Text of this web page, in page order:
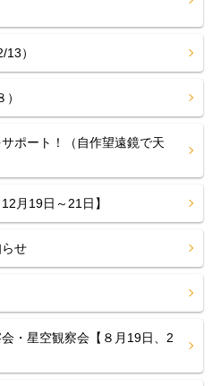
）
ポート！（自作望遠鏡で天
月19日～21日】
せ
・星空観察会【８月19日、2